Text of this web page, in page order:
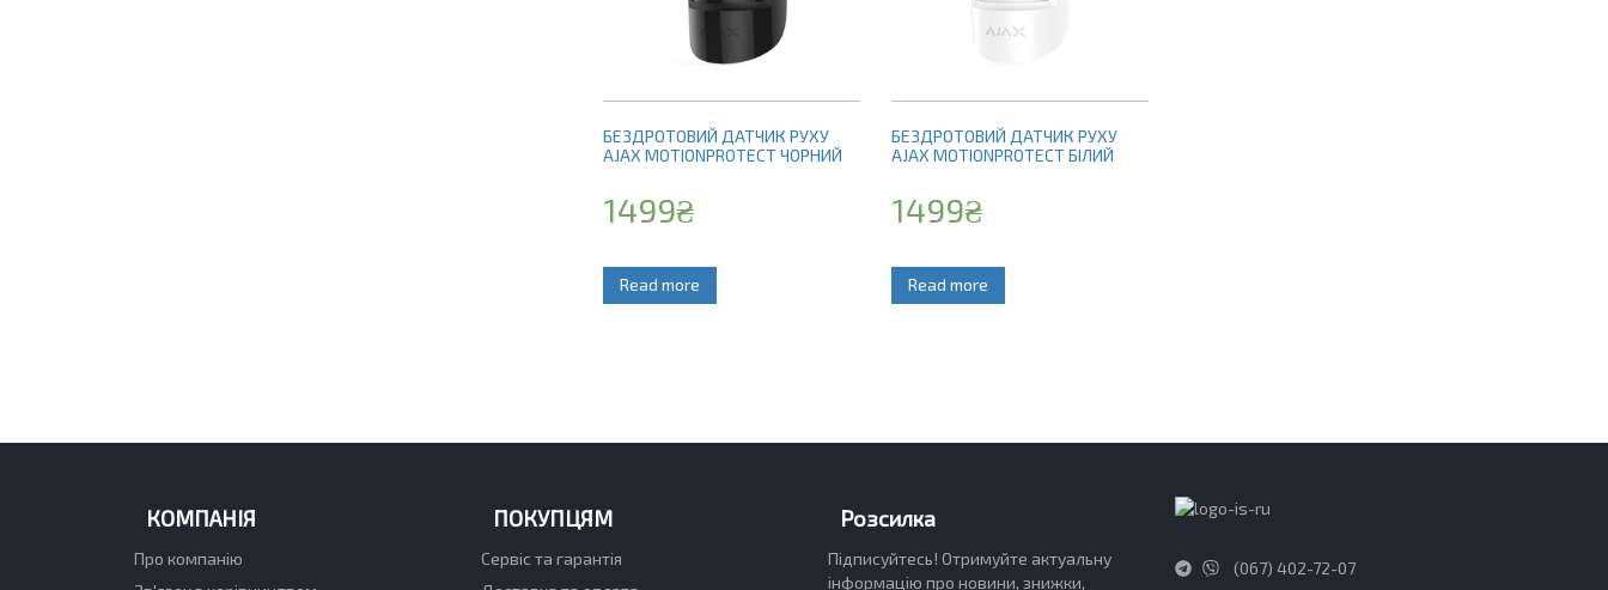
БЕЗДРОТОВИЙ ДАТЧИК РУХУ
AJAX MOTIONPROTECT ЧОРНИЙ
1499₴
Read more
БЕЗДРОТОВИЙ ДАТЧИК РУХУ
AJAX MOTIONPROTECT БІЛИЙ
1499₴
Read more
КОМПАНІЯ
Про компанію
ПОКУПЦЯМ
Сервіс та гарантія
Розсилка
Підписуйтесь! Отримуйте актуальну
інформацію про новини, знижки,
(067) 402-72-07